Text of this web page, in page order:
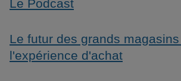
Le Podcast
Le futur des grands
l'expérience d'achat